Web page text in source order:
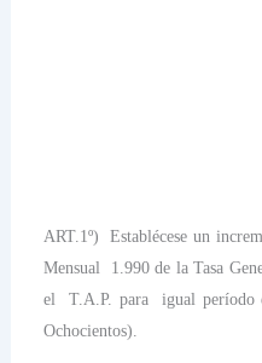
ART.1º) Establécese un
Mensual
1.990 de la Tasa
el
T.A.P. para igual período
Ochocientos).